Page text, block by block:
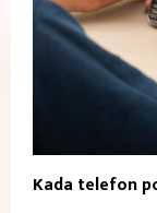
Kada telefon